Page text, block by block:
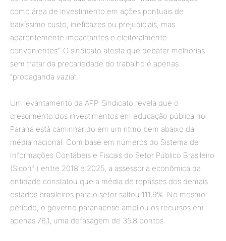
como área de investimento em ações pontuais de
baixíssimo custo, ineficazes ou prejudiciais, mas
aparentemente impactantes e eleitoralmente
convenientes”. O sindicato atesta que debater melhorias
sem tratar da precariedade do trabalho é apenas
“propaganda vazia”.
Um levantamento da APP-Sindicato revela que o
crescimento dos investimentos em educação pública no
Paraná está caminhando em um ritmo bem abaixo da
média nacional. Com base em números do Sistema de
Informações Contábeis e Fiscais do Setor Público Brasileiro
(Siconfi) entre 2018 e 2025, a assessoria econômica da
entidade constatou que a média de repasses dos demais
estados brasileiros para o setor saltou 111,9%. No mesmo
período, o governo paranaense ampliou os recursos em
apenas 76,1, uma defasagem de 35,8 pontos.